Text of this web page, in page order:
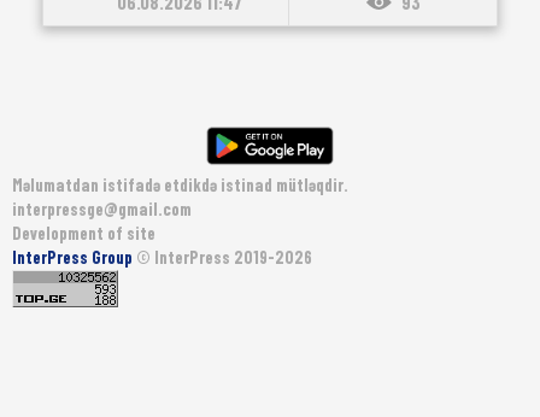
Məlumatdan istifadə etdikdə istinad mütləqdir.
interpressge@gmail.com
Development of site
InterPress Group © InterPress 2019-2026